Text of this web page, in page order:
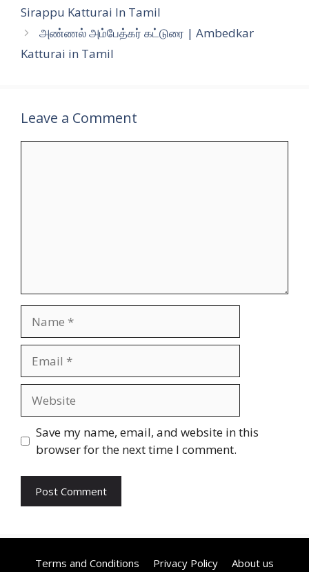
Sirappu Katturai In Tamil
அண்ணல் அம்பேத்கர் கட்டுரை | Ambedkar
Katturai in Tamil
Leave a Comment
Save my name, email, and website in this
browser for the next time I comment.
Terms and Conditions Privacy Policy About us